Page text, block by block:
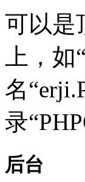
可以是
上，
名
录
后台